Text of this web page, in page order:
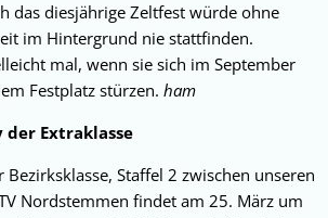
das diesjährige Zeltfest würde ohne
im Hintergrund nie stattfinden.
mal, wenn sie sich im September
Festplatz stürzen. ham
der Extraklasse
Bezirksklasse, Staffel 2 zwischen unseren
Nordstemmen findet am 25. März um